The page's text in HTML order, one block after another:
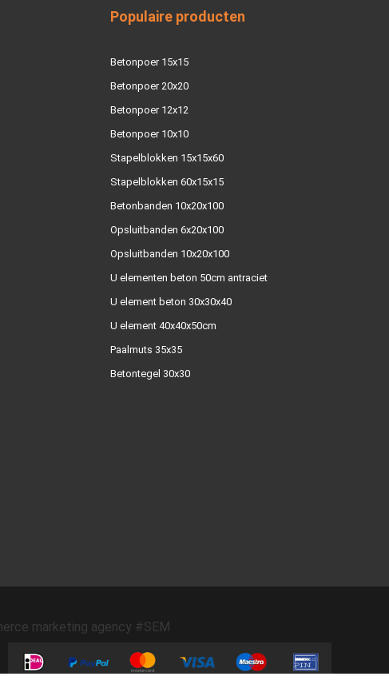
Populaire producten
Betonpoer 15x15
Betonpoer 20x20
Betonpoer 12x12
Betonpoer 10x10
Stapelblokken 15x15x60
Stapelblokken 60x15x15
Betonbanden 10x20x100
Opsluitbanden 6x20x100
Opsluitbanden 10x20x100
U elementen beton 50cm antraciet
U element beton 30x30x40
U element 40x40x50cm
Paalmuts 35x35
Betontegel 30x30
marketing agency #SEM